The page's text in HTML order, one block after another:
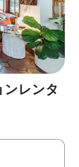
レンタ
って移動するか